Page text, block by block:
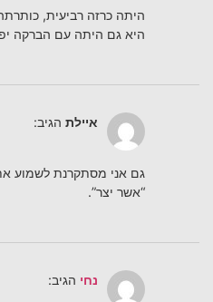
היתה כרזה רביעית,
היא גם היתה עם הברקה
איילת הגיב:
גם אני מסתקרנת לשמוע
“אשר יצר”.
נחי הגיב: